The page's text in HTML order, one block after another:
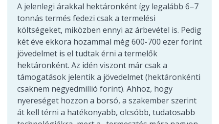
A jelenlegi árakkal hektáronként így legalább 6–7
tonnás termés fedezi csak a termelési
költségeket, miközben ennyi az árbevétel is. Pedig
két éve ekkora hozammal még 600-700 ezer forint
jövedelmet is el tudtak érni a termelők
hektáronként. Az idén viszont már csak a
támogatások jelentik a jövedelmet (hektáronkénti
csaknem negyedmillió forint). Ahhoz, hogy
nyereséget hozzon a borsó, a szakember szerint
át kell térni a hatékonyabb, olcsóbb, tudatosabb